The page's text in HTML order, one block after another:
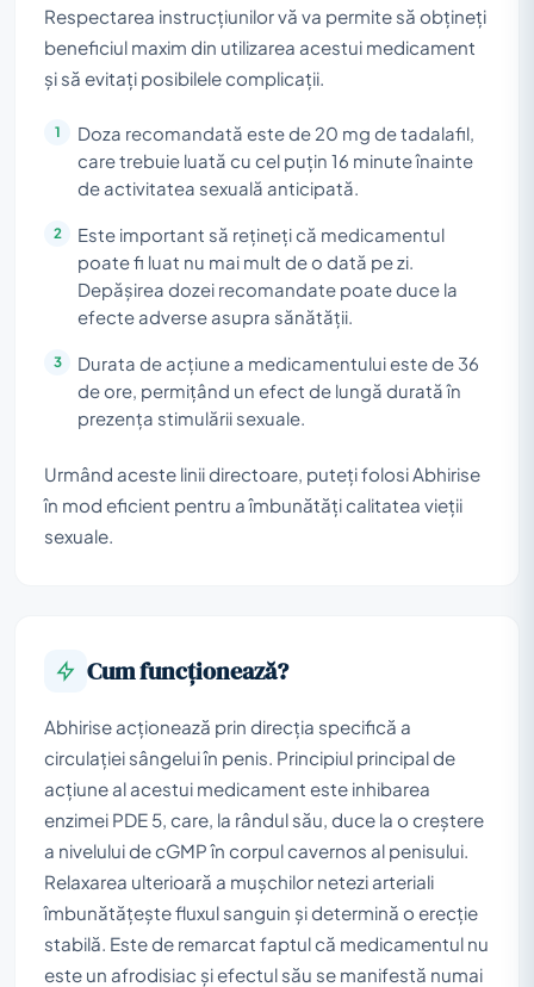
Respectarea instrucțiunilor vă va permite să obțineți
beneficiul maxim din utilizarea acestui medicament
și să evitați posibilele complicații.
Doza recomandată este de 20 mg de tadalafil,
care trebuie luată cu cel puțin 16 minute înainte
de activitatea sexuală anticipată.
Este important să rețineți că medicamentul
poate fi luat nu mai mult de o dată pe zi.
Depășirea dozei recomandate poate duce la
efecte adverse asupra sănătății.
Durata de acțiune a medicamentului este de 36
de ore, permițând un efect de lungă durată în
prezența stimulării sexuale.
Urmând aceste linii directoare, puteți folosi Abhirise
în mod eficient pentru a îmbunătăți calitatea vieții
sexuale.
Cum funcționează?
Abhirise acționează prin direcția specifică a
circulației sângelui în penis. Principiul principal de
acțiune al acestui medicament este inhibarea
enzimei PDE 5, care, la rândul său, duce la o creștere
a nivelului de cGMP în corpul cavernos al penisului.
Relaxarea ulterioară a mușchilor netezi arteriali
îmbunătățește fluxul sanguin și determină o erecție
stabilă. Este de remarcat faptul că medicamentul nu
este un afrodisiac și efectul său se manifestă numai